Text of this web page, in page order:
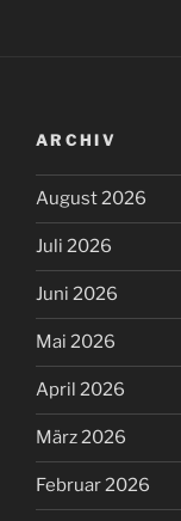
ARCHIV
August 2026
Juli 2026
Juni 2026
Mai 2026
April 2026
März 2026
Februar 2026